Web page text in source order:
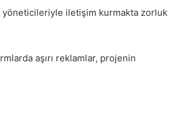
yöneticileriyle iletişim kurmakta zorluk
aşırı reklamlar, projenin